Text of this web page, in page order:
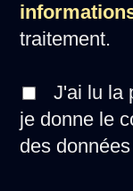
traitement.
J'ai lu la
je donne le
des données